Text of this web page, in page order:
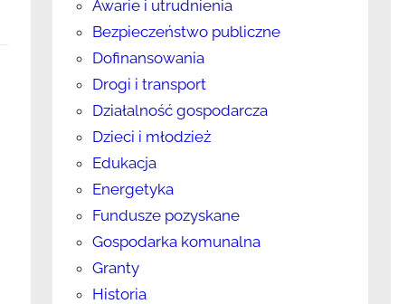
Awarie i utrudnienia
Bezpieczeństwo publiczne
Dofinansowania
Drogi i transport
Działalność gospodarcza
Dzieci i młodzież
Edukacja
Energetyka
Fundusze pozyskane
Gospodarka komunalna
Granty
Historia